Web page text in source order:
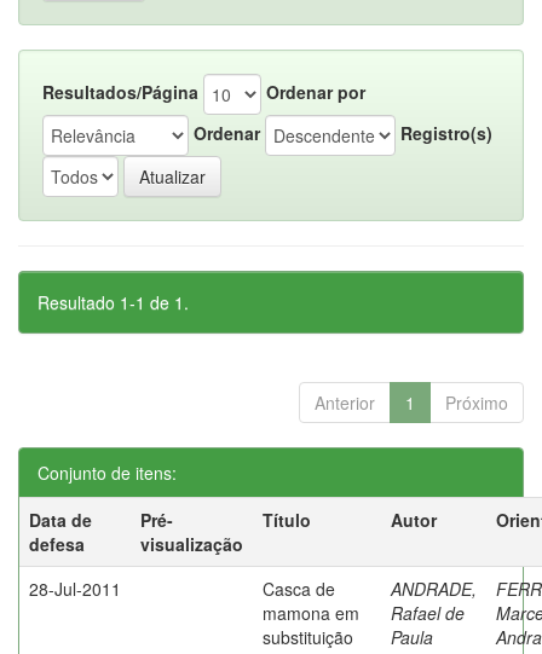
Resultados/Página
Ordenar por
Ordenar
Registro(s)
Resultado 1-1 de 1.
Anterior 1 Próximo
Conjunto de itens:
Data de
defesa
Pré-
visualização
Título Autor
28-Jul-2011
Casca de
mamona em
substituição
ANDRADE,
Rafael de
Paula